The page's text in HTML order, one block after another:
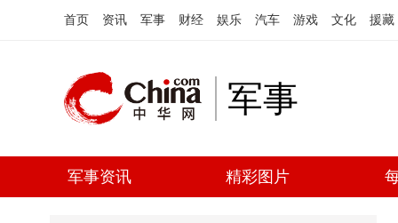
首页 资讯 军事 财经 娱乐 汽车 游戏 文化 援藏
军事
军事资讯 精彩图片